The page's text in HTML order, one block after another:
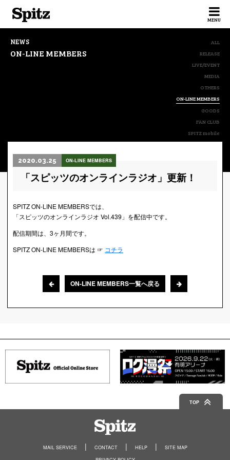
MENU
NEWS
ON-LINE MEMBERS
ALL
RELEASE
LIVE/EVENT
MEDIA
OTHERS
ON-LINE MEMBERS
GOODS
FAN CLUB
SPITZ mobile
2020.03.25 ON-LINE MEMBERS
「スピッツのオンラインラジオ」更新！
SPITZ ON-LINE MEMBERSでは、
「スピッツのオンラインラジオ Vol.439」を配信中です。
配信期間は、3ヶ月間です。
SPITZ ON-LINE MEMBERSは ☞ コチラ
ON-LINE MEMBERS一覧へ戻る
TOP
MAIL SERVICE CONTACT HELP
SITE MAP